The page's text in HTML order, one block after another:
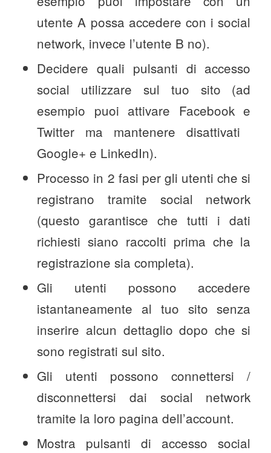
utente A possa accedere con i social
network, invece l’utente B no).
Decidere quali pulsanti di accesso
social utilizzare sul tuo sito (ad
esempio puoi attivare Facebook e
Twitter ma mantenere disattivati ​​
Google+ e LinkedIn).
Processo in 2 fasi per gli utenti che si
registrano tramite social network
(questo garantisce che tutti i dati
richiesti siano raccolti prima che la
registrazione sia completa).
Gli utenti possono accedere
istantaneamente al tuo sito senza
inserire alcun dettaglio dopo che si
sono registrati sul sito.
Gli utenti possono connettersi /
disconnettersi dai social network
tramite la loro pagina dell’account.
Mostra pulsanti di accesso social